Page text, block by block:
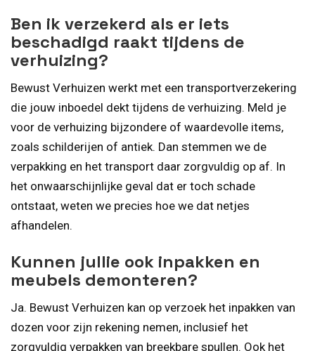
Ben ik verzekerd als er iets
beschadigd raakt tijdens de
verhuizing?
Bewust Verhuizen werkt met een transportverzekering
die jouw inboedel dekt tijdens de verhuizing. Meld je
voor de verhuizing bijzondere of waardevolle items,
zoals schilderijen of antiek. Dan stemmen we de
verpakking en het transport daar zorgvuldig op af. In
het onwaarschijnlijke geval dat er toch schade
ontstaat, weten we precies hoe we dat netjes
afhandelen.
Kunnen jullie ook inpakken en
meubels demonteren?
Ja. Bewust Verhuizen kan op verzoek het inpakken van
dozen voor zijn rekening nemen, inclusief het
zorgvuldig verpakken van breekbare spullen. Ook het